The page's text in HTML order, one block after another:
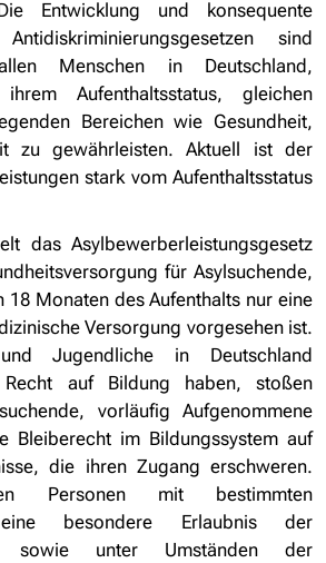
Entwicklung und konsequente
sind
Menschen in Deutschland,
Aufenthaltsstatus, gleichen
Bereichen wie Gesundheit,
zu gewährleisten. Aktuell ist der
stark vom Aufenthaltsstatus
das Asylbewerberleistungsgesetz
für Asylsuchende,
18 Monaten des Aufenthalts nur eine
Versorgung vorgesehen ist.
Jugendliche in Deutschland
auf Bildung haben, stoßen
vorläufig Aufgenommene
Bleiberecht im Bildungssystem auf
die ihren Zugang erschweren.
Personen mit bestimmten
eine besondere Erlaubnis der
sowie unter Umständen der